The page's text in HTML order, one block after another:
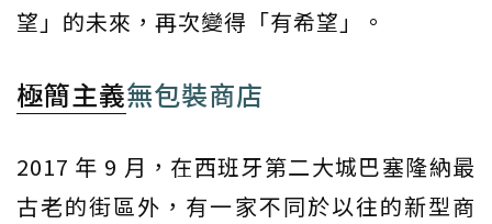
望」的未來，再次變得「有希望」。
極簡主義無包裝商店
2017 年 9 月，在西班牙第二大城巴塞隆納最
古老的街區外，有一家不同於以往的新型商